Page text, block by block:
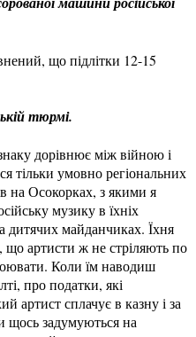
що підлітки 12-15
тюрмі.
дорівнює між війною і
тільки умовно регіональних
на Осокорках, з якими я
музику в їхніх
дитячих майданчиках. Їхня
що артисти ж не стріляють по
Коли їм наводиш
про податки, які
артист сплачує в казну і за
щось задумуються на